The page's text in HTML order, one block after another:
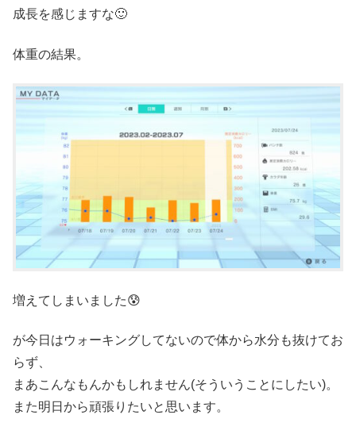
成長を感じますな🙂
体重の結果。
増えてしまいました😰
が今日はウォーキングしてないので体から水分も抜けてお
らず、
まあこんなもんかもしれません(そういうことにしたい)。
また明日から頑張りたいと思います。